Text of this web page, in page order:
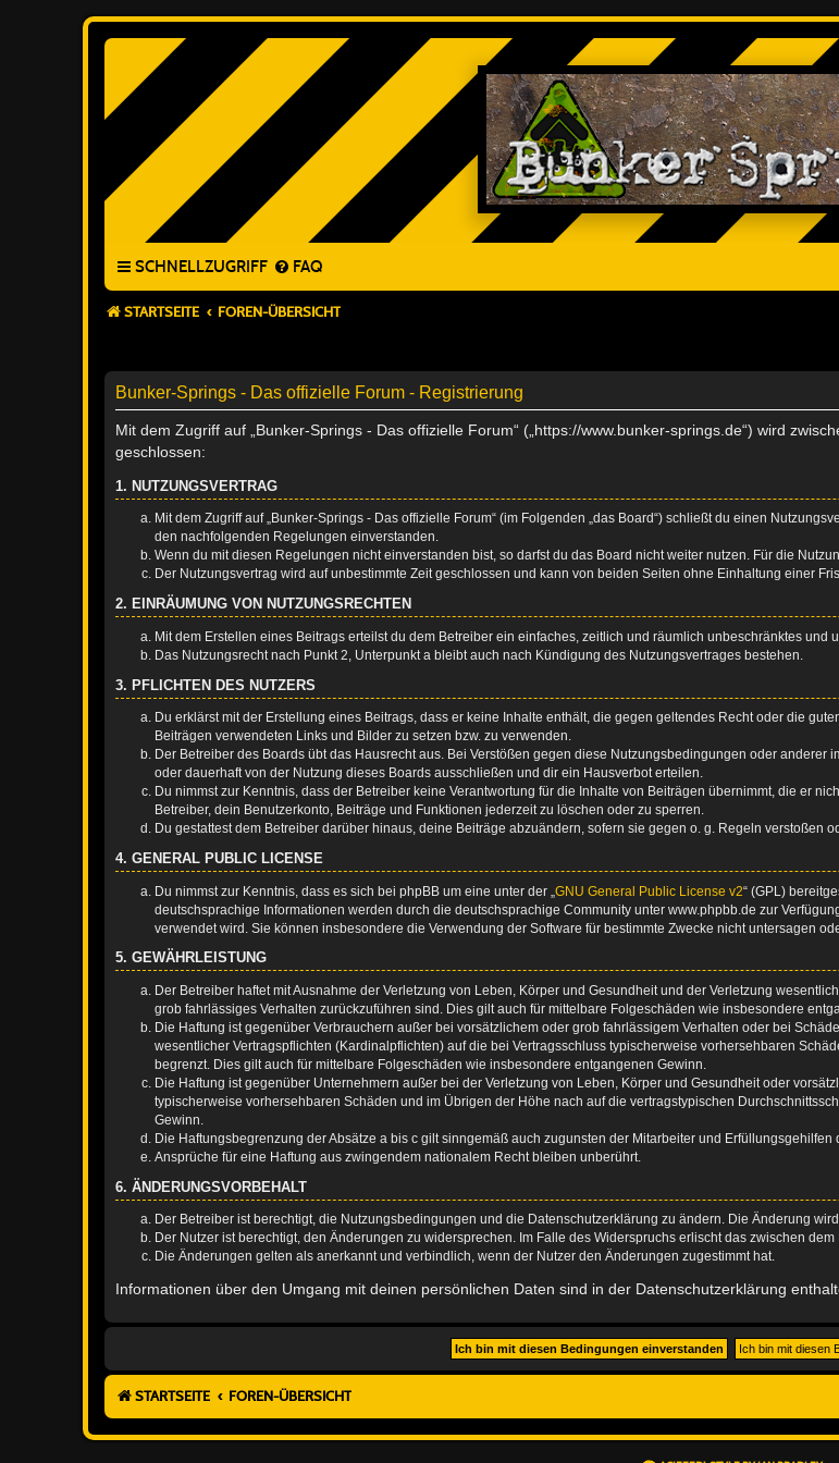
SCHNELLZUGRIFF FAQ
STARTSEITE FOREN-ÜBERSICHT
Bunker-Springs - Das offizielle Forum - Registrierung
Mit dem Zugriff auf „Bunker-Springs - Das offizielle Forum“ („https://www.bunker-springs.de“) wird
geschlossen:
1. NUTZUNGSVERTRAG
Mit dem Zugriff auf „Bunker-Springs - Das offizielle Forum“ (im Folgenden „das Board“) schließt du einen
den nachfolgenden Regelungen einverstanden.
Wenn du mit diesen Regelungen nicht einverstanden bist, so darfst du das Board nicht weiter nutzen. Für die
Der Nutzungsvertrag wird auf unbestimmte Zeit geschlossen und kann von beiden Seiten ohne Einhaltung einer
2. EINRÄUMUNG VON NUTZUNGSRECHTEN
Mit dem Erstellen eines Beitrags erteilst du dem Betreiber ein einfaches, zeitlich und räumlich unbeschränktes
Das Nutzungsrecht nach Punkt 2, Unterpunkt a bleibt auch nach Kündigung des Nutzungsvertrages bestehen.
3. PFLICHTEN DES NUTZERS
Du erklärst mit der Erstellung eines Beitrags, dass er keine Inhalte enthält, die gegen geltendes Recht oder die
Beiträgen verwendeten Links und Bilder zu setzen bzw. zu verwenden.
Der Betreiber des Boards übt das Hausrecht aus. Bei Verstößen gegen diese Nutzungsbedingungen oder
oder dauerhaft von der Nutzung dieses Boards ausschließen und dir ein Hausverbot erteilen.
Du nimmst zur Kenntnis, dass der Betreiber keine Verantwortung für die Inhalte von Beiträgen übernimmt, die er
Betreiber, dein Benutzerkonto, Beiträge und Funktionen jederzeit zu löschen oder zu sperren.
Du gestattest dem Betreiber darüber hinaus, deine Beiträge abzuändern, sofern sie gegen o. g. Regeln verstoßen
4. GENERAL PUBLIC LICENSE
Du nimmst zur Kenntnis, dass es sich bei phpBB um eine unter der „ GNU General Public License v2“ (GPL)
deutschsprachige Informationen werden durch die deutschsprachige Community unter www.phpbb.de zur
verwendet wird. Sie können insbesondere die Verwendung der Software für bestimmte Zwecke nicht untersagen
5. GEWÄHRLEISTUNG
Der Betreiber haftet mit Ausnahme der Verletzung von Leben, Körper und Gesundheit und der Verletzung
grob fahrlässiges Verhalten zurückzuführen sind. Dies gilt auch für mittelbare Folgeschäden wie insbesondere
Die Haftung ist gegenüber Verbrauchern außer bei vorsätzlichem oder grob fahrlässigem Verhalten oder bei
wesentlicher Vertragspflichten (Kardinalpflichten) auf die bei Vertragsschluss typischerweise vorhersehbaren
begrenzt. Dies gilt auch für mittelbare Folgeschäden wie insbesondere entgangenen Gewinn.
Die Haftung ist gegenüber Unternehmern außer bei der Verletzung von Leben, Körper und Gesundheit oder
typischerweise vorhersehbaren Schäden und im Übrigen der Höhe nach auf die vertragstypischen
Gewinn.
Die Haftungsbegrenzung der Absätze a bis c gilt sinngemäß auch zugunsten der Mitarbeiter und Erfüllungsgehilfen
Ansprüche für eine Haftung aus zwingendem nationalem Recht bleiben unberührt.
6. ÄNDERUNGSVORBEHALT
Der Betreiber ist berechtigt, die Nutzungsbedingungen und die Datenschutzerklärung zu ändern. Die Änderung
Der Nutzer ist berechtigt, den Änderungen zu widersprechen. Im Falle des Widerspruchs erlischt das zwischen
Die Änderungen gelten als anerkannt und verbindlich, wenn der Nutzer den Änderungen zugestimmt hat.
Informationen über den Umgang mit deinen persönlichen Daten sind in der Datenschutzerklärung
STARTSEITE FOREN-ÜBERSICHT